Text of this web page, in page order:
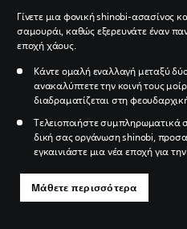
Γίνετε μια φονική shinobi-ασασίνος
σαμουράι, καθώς εξερευνάτε έναν
εποχή χάους.
Κάντε ομαλή εναλλαγή μεταξύ
ανακαλύπτετε την κοινή τους
διαδραματίζεται στη
Τελειοποιήστε συμπληρωματικά
δική σας οργάνωση shinobi,
εγκαινιάστε μια νέα εποχή για
Μάθετε περισσότερα